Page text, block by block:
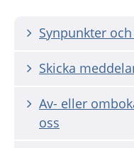
Synpunkter
Skicka
Av- eller
oss